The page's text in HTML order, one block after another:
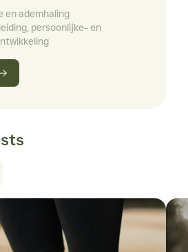
en ademhaling
persoonlijke- en